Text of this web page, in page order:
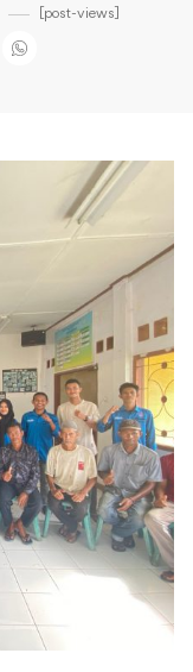
[post-views]